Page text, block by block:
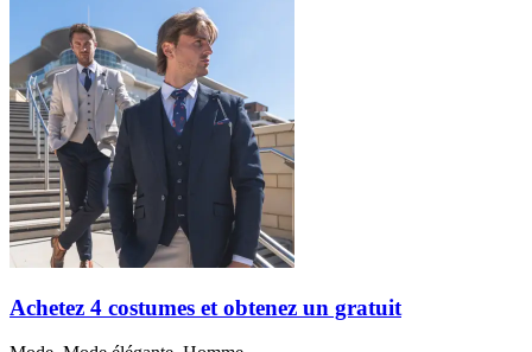
Achetez 4 costumes et obtenez un gratuit